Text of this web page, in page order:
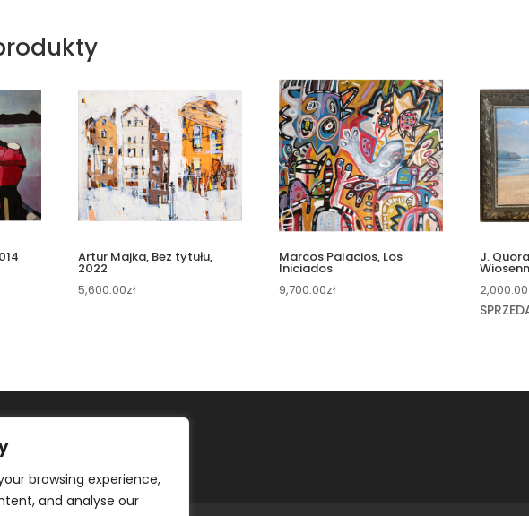
browsing experience,
and analyse our
Artur Majka, Bez tytułu,
2022
5,600.00zł
Marcos Palacios, Los
Iniciados
9,700.00zł
J.
2,000.00